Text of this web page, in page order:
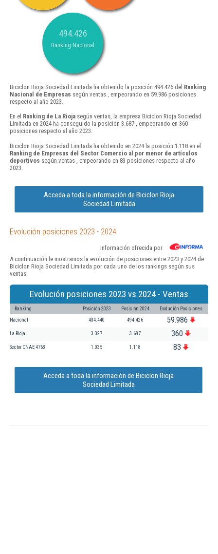
494.426
Ranking Nacional
Biciclon Rioja Sociedad Limitada ha obtenido la posición 494.426 del Ranking
Nacional de Empresas según ventas , empeorando en 59.986 posiciones
respecto al año 2023.
En el Ranking de La Rioja según ventas, la empresa Biciclon Rioja Sociedad
Limitada en 2024 ha conseguido la posición 3.687 , empeorando en 360
posiciones respecto al año 2023.
Biciclon Rioja Sociedad Limitada ha obtenido en 2024 la posición 1.118 en el
Ranking de Empresas del Sector Comercio al por menor de artículos
deportivos según ventas , empeorando en 83 posiciones respecto al año
2023.
Acceda a toda la información de Biciclon Rioja
Sociedad Limitada
Evolución posiciones 2023 - 2024
Información ofrecida por
A continuación le mostramos la evolución de posiciones entre 2023 y 2024 de
Biciclon Rioja Sociedad Limitada por cada uno de los rankings según sus
ventas:
Evolución posiciones 2023 vs 2024 - Ventas
Ranking Posición 2023 Posición 2024 Evolución Posiciones
Nacional 434.440 494.426 59.986
La Rioja 3.327 3.687 360
Sector CNAE 4763 1.035 1.118 83
Acceda a toda la información de Biciclon Rioja
Sociedad Limitada